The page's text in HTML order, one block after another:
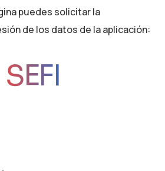
puedes solicitar la
de los datos de la aplicación:
SEFI